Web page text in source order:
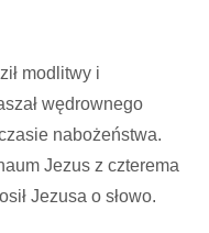
modlitwy i
wędrownego
nabożeństwa.
Jezus z czterema
Jezusa o słowo.